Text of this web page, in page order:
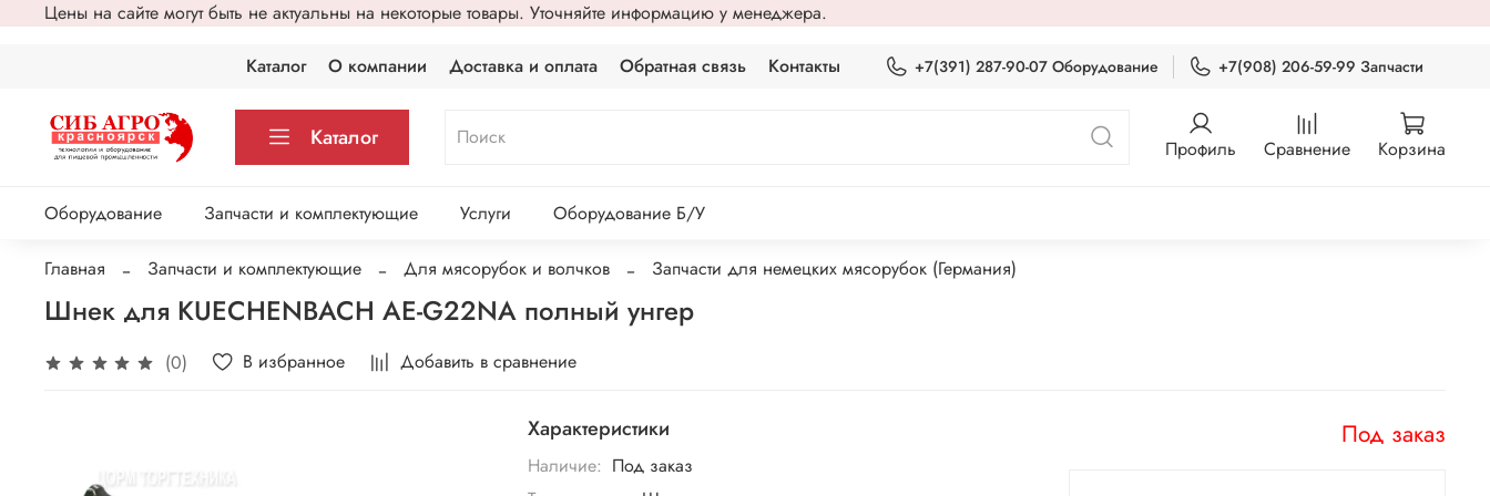
Цены на сайте могут быть не актуальны на некоторые товары. Уточняйте информацию у менеджера.
Каталог О компании Доставка и оплата Обратная связь Контакты +7(391) 287-90-07 Оборудование +7(908) 206-59-99 Запчасти
Каталог Профиль Сравнение Корзина
Оборудование Запчасти и комплектующие Услуги Оборудование Б/У
Главная Запчасти и комплектующие Для мясорубок и волчков Запчасти для немецких мясорубок (Германия)
Шнек для KUECHENBACH AE-G22NA полный унгер
(0) В избранное Добавить в сравнение
Характеристики
Наличие: Под заказ
Под заказ